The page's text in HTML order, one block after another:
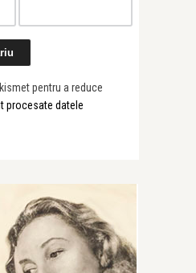
pentru a reduce
procesate datele